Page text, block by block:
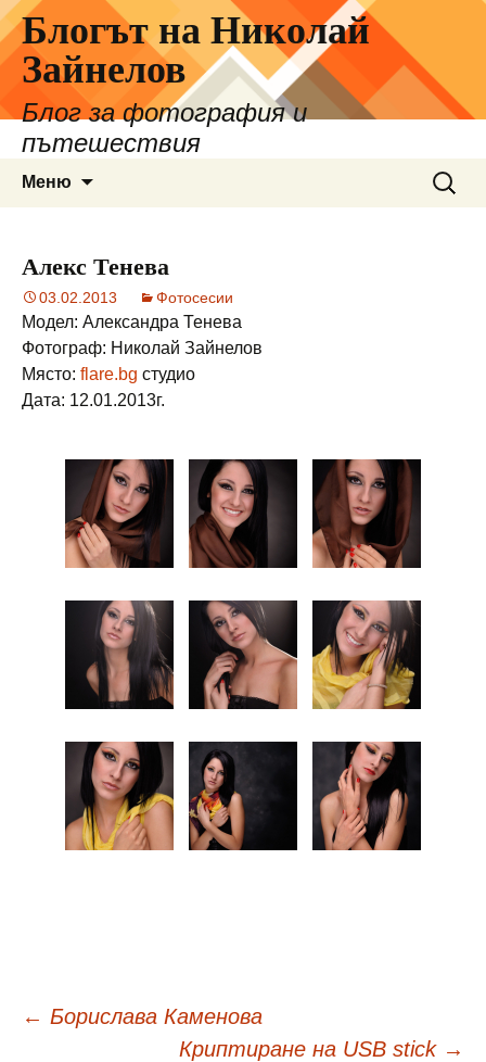
Блогът на Николай
Зайнелов
Блог за фотография и
пътешествия
Меню
Алекс Тенева
03.02.2013 Фотосесии
Модел: Александра Тенева
Фотограф: Николай Зайнелов
Място: flare.bg студио
Дата: 12.01.2013г.
← Борислава Каменова
Криптиране на USB stick →